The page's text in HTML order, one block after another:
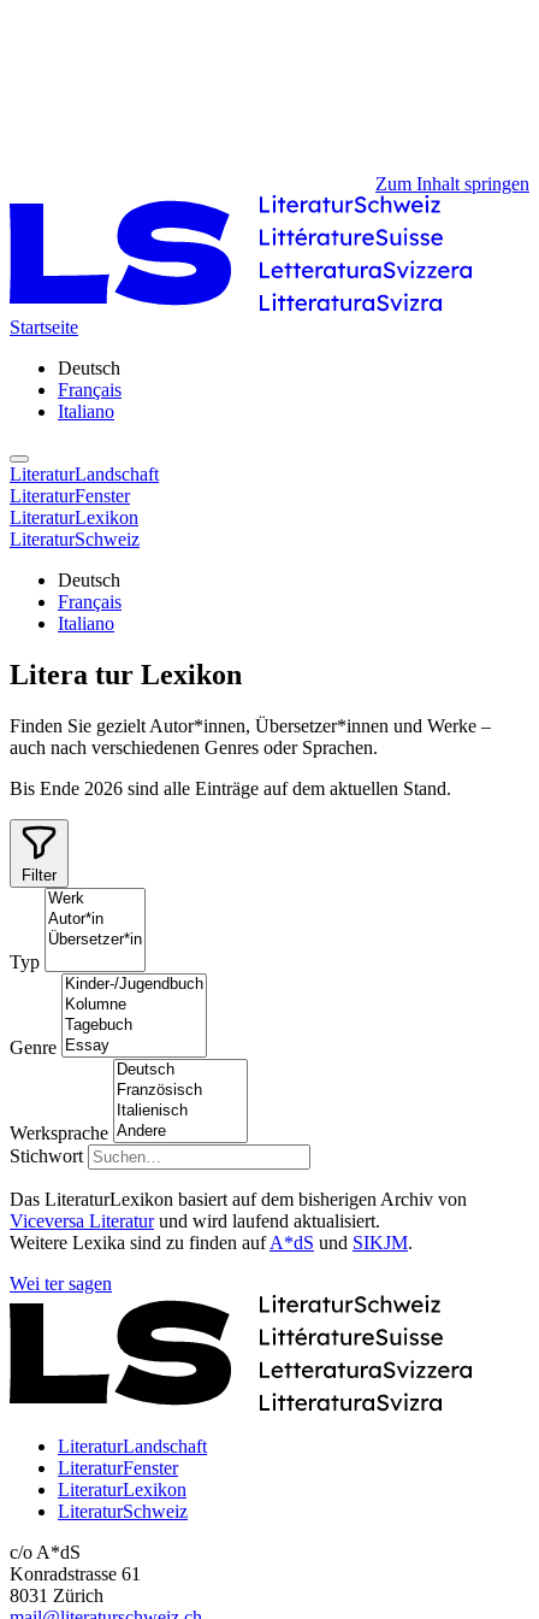
Zum Inhalt springen
Startseite
Deutsch
Français
Italiano
LiteraturLandschaft
LiteraturFenster
LiteraturLexikon
LiteraturSchweiz
Deutsch
Français
Italiano
Litera tur Lexikon
Finden Sie gezielt Autor*innen, Übersetzer*innen und Werke –
auch nach verschiedenen Genres oder Sprachen.
Bis Ende 2026 sind alle Einträge auf dem aktuellen Stand.
Filter
Typ
Genre
Werksprache
Stichwort
Das LiteraturLexikon basiert auf dem bisherigen Archiv von
Viceversa Literaturund wird laufend aktualisiert.
Weitere Lexika sind zu finden aufA*dS und SIKJM.
Wei ter sagen
LiteraturLandschaft
LiteraturFenster
LiteraturLexikon
LiteraturSchweiz
c/o A*dS
Konradstrasse 61
8031 Zürich